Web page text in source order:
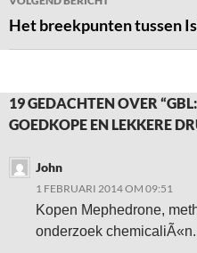
Het breekpunten tussen
19 GEDACHTEN OVER
GOEDKOPE EN LEKKERE
John
1 FEBRUARI 2014 OM 09:51
Kopen Mephedrone,
onderzoek chemicaliÃ«n.